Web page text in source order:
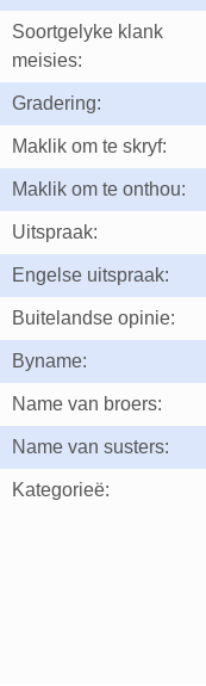
Soortgelyke klank
meisies:
Gradering:
Maklik om te skryf:
Maklik om te onthou:
Uitspraak:
Engelse uitspraak:
Buitelandse opinie:
Byname:
Name van broers:
Name van susters:
Kategorieë: